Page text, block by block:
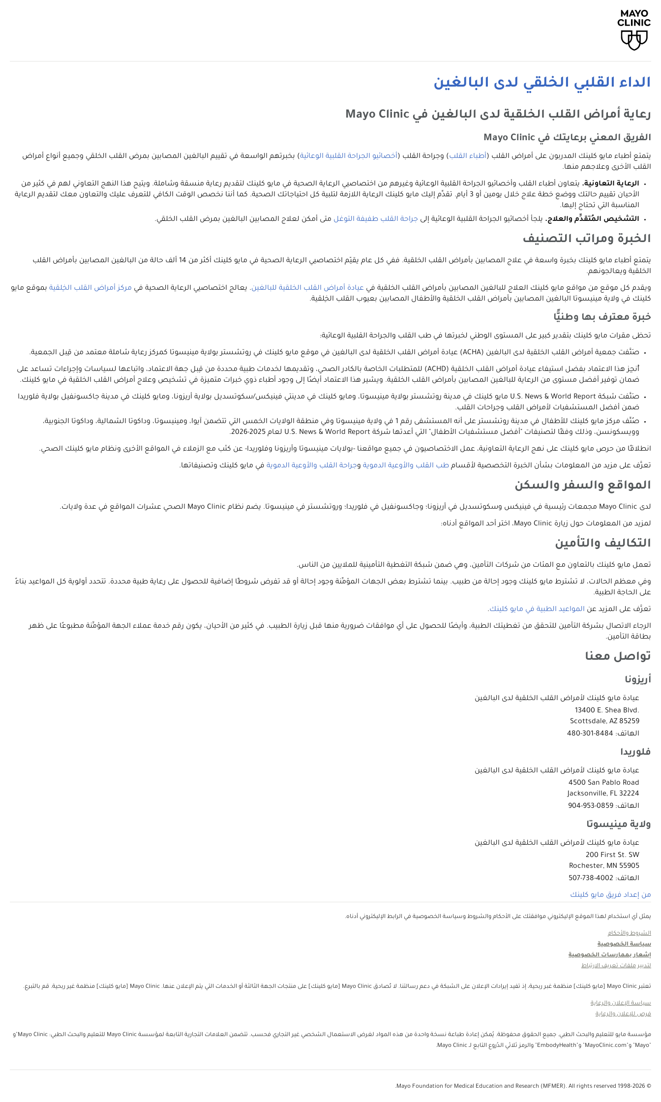
الداء القلبي الخلقي لدى البالغين
رعاية أمراض القلب الخلقية لدى البالغين في Mayo Clinic
الفريق المعني برعايتك في Mayo Clinic
يتمتع أطباء مايو كلينك المدربون على أمراض القلب (أطباء القلب) وجراحة القلب (أخصائيو الجراحة القلبية الوعائية) بخبرتهم الواسعة في تقييم البالغين المصابين بمرض القلب الخلقي وجميع أنواع أمراض
القلب الأخرى وعلاجهم منها.
الرعاية التعاونية. يتعاون أطباء القلب وأخصائيو الجراحة القلبية الوعائية وغيرهم من اختصاصيي الرعاية الصحية في مايو كلينك لتقديم رعاية منسقة وشاملة. ويتيح هذا النهج التعاوني لهم في كثير من
الأحيان تقييم حالتك ووضع خطة علاج خلال يومين أو 3 أيام. تقدِّم إليك مايو كلينك الرعاية اللازمة لتلبية كل احتياجاتك الصحية. كما أننا نخصص الوقت الكافي للتعرف عليك والتعاون معك لتقديم الرعاية
المناسبة التي تحتاج إليها.
التشخيص المُتقدِّم والعلاج. يلجأ أخصائيو الجراحة القلبية الوعائية إلى جراحة القلب طفيفة التوغل متى أمكن لعلاج المصابين البالغين بمرض القلب الخلقي.
الخبرة ومراتب التصنيف
يتمتع أطباء مايو كلينك بخبرة واسعة في علاج المصابين بأمراض القلب الخلقية. ففي كل عام يقيّم اختصاصيي الرعاية الصحية في مايو كلينك أكثر من 14 ألف حالة من البالغين المصابين بأمراض القلب
الخلقية ويعالجونهم.
ويقدم كل موقع من مواقع مايو كلينك العلاج للبالغين المصابين بأمراض القلب الخلقية في عيادة أمراض القلب الخلقية للبالغين. يعالج اختصاصيي الرعاية الصحية في مركز أمراض القلب الخِلقية بموقع مايو
كلينك في ولاية مينيسوتا البالغين المصابين بأمراض القلب الخلقية والأطفال المصابين بعيوب القلب الخِلقية.
خبرة معترف بها وطنيًّا
تحظى مقرات مايو كلينك بتقدير كبير على المستوى الوطني لخبرتها في طب القلب والجراحة القلبية الوعائية:
صَنَّفت جمعية أمراض القلب الخلقية لدى البالغين (ACHA) عيادة أمراض القلب الخلقية لدى البالغين في موقع مايو كلينك في روتشستر بولاية مينيسوتا كمركز رعاية شاملة معتمد من قِبل الجمعية.
أُنجِز هذا الاعتماد بفضل استيفاء عيادة أمراض القلب الخلقية (ACHD) للمتطلبات الخاصة بالكادر الصحي، وتقديمها لخدمات طبية محددة من قِبل جهة الاعتماد، واتباعها لسياسات وإجراءات تساعد على
ضمان توفير أفضل مستوى من الرعاية للبالغين المصابين بأمراض القلب الخلقية. ويشير هذا الاعتماد أيضًا إلى وجود أطباء ذوي خبرات متميزة في تشخيص وعلاج أمراض القلب الخلقية في مايو كلينك.
صَنَّفت شبكة U.S. News & World Report مايو كلينك في مدينة روتشستر بولاية مينيسوتا، ومايو كلينك في مدينتي فينيكس/سكوتسديل بولاية أريزونا، ومايو كلينك في مدينة جاكسونفيل بولاية فلوريدا
ضمن أفضل المستشفيات لأمراض القلب وجراحات القلب.
صُنِّف مركز مايو كلينك للأطفال في مدينة روتشستر على أنه المستشفى رقم 1 في ولاية مينيسوتا وفي منطقة الولايات الخمس التي تتضمن آيوا، ومينيسوتا، وداكوتا الشمالية، وداكوتا الجنوبية،
وويسكونسن، وذلك وفقًا لتصنيفات "أفضل مستشفيات الأطفال" التي أعدتها شركة U.S. News & World Report لعام 2025-2026.
انطلاقًا من حرص مايو كلينك على نهج الرعاية التعاونية، عمل الاختصاصيون في جميع مواقعنا -بولايات مينيسوتا وأريزونا وفلوريدا- عن كثب مع الزملاء في المواقع الأخرى ونظام مايو كلينك الصحي.
تعرَّف على مزيد من المعلومات بشأن الخبرة التخصصية لأقسام طب القلب والأوعية الدموية وجراحة القلب والأوعية الدموية في مايو كلينك وتصنيفاتها.
المواقع والسفر والسكن
لدى Mayo Clinic مجمعات رئيسية في فينيكس وسكوتسديل في أريزونا؛ وجاكسونفيل في فلوريدا؛ وروتشستر في مينيسوتا. يضم نظام Mayo Clinic الصحي عشرات المواقع في عدة ولايات.
لمزيد من المعلومات حول زيارة Mayo Clinic، اختر أحد المواقع أدناه:
التكاليف والتأمين
تعمل مايو كلينك بالتعاون مع المئات من شركات التأمين، وهي ضمن شبكة التغطية التأمينية للملايين من الناس.
وفي معظم الحالات، لا تشترط مايو كلينك وجود إحالة من طبيب. بينما تشترط بعض الجهات المؤمِّنة وجود إحالة أو قد تفرض شروطًا إضافية للحصول على رعاية طبية محددة. تتحدد أولوية كل المواعيد بناءً
على الحاجة الطبية.
تعرَّف على المزيد عن المواعيد الطبية في مايو كلينك.
الرجاء الاتصال بشركة التأمين للتحقق من تغطيتك الطبية، وأيضًا للحصول على أي موافقات ضرورية منها قبل زيارة الطبيب. في كثير من الأحيان، يكون رقم خدمة عملاء الجهة المؤمِّنة مطبوعًا على ظهر
بطاقة التأمين.
تواصل معنا
أريزونا
عيادة مايو كلينك لأمراض القلب الخلقية لدى البالغين
‎13400 E. Shea Blvd.‎
Scottsdale, AZ 85259
الهاتف: ‎480-301-8484
فلوريدا
عيادة مايو كلينك لأمراض القلب الخلقية لدى البالغين
‎4500 San Pablo Road
Jacksonville, FL 32224
الهاتف: ‎904-953-0859
ولاية مينيسوتا
عيادة مايو كلينك لأمراض القلب الخلقية لدى البالغين
‎200 First St. SW
Rochester, MN 55905
الهاتف: ‎507-738-4002
من إعداد فريق مايو كلينك
يمثل أي استخدام لهذا الموقع الإليكتروني موافقتك على الأحكام والشروط وسياسة الخصوصية في الرابط الإليكتروني أدناه.
الشروط والأحكام
سياسة الخصوصية
إشعار بممارسات الخصوصية
لتدبير ملفات تعريف الارتباط
تعتبر Mayo Clinic [مايو كلينك] منظمة غبر ربحية، إذ تفيد إيرادات الإعلان على الشبكة في دعم رسالتنا. لا تُصادق Mayo Clinic [مايو كلينك] على منتجات الجهة الثالثة أو الخدمات التي يتم الإعلان عنها. Mayo Clinic [مايو كلينك] منظمة غير ربحية. قم بالتبرع.
سياسة الإعلان والرعاية
فرص للإعلان والرعاية
مؤسسة مايو للتعليم والبحث الطبي. جميع الحقوق محفوظة. يُمكن إعادة طباعة نسخة واحدة من هذه المواد لغرض الاستعمال الشخصي غير التجاري فحسب. تتضمن العلامات التجارية التابعة لمؤسسة Mayo Clinic للتعليم والبحث الطبي: Mayo Clinic"و
"Mayo" و"MayoClinic.com" و"EmbodyHealth" والرمز ثلاثي الدُروع التابع لـ Mayo Clinic.
© 1998-2026 Mayo Foundation for Medical Education and Research (MFMER). All rights reserved.